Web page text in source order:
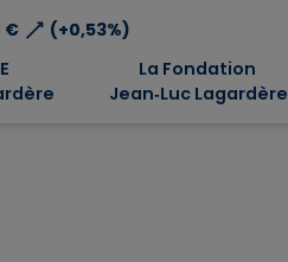
€⟶ (+0,53%)
La Fondation
Jean‑Luc Lagardère